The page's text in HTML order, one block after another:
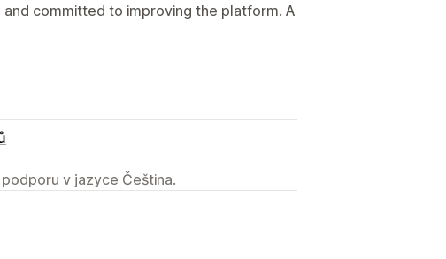
committed to improving the platform. A
v jazyce Čeština.